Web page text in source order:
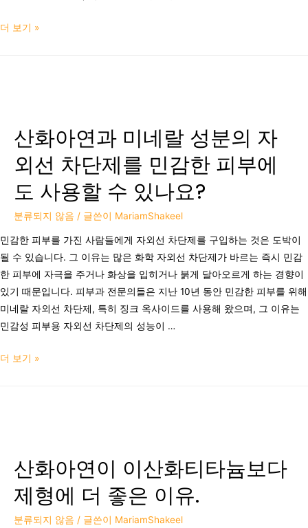
더 보기 »
산화아연과 미네랄 성분의 자
외선 차단제를 민감한 피부에
도 사용할 수 있나요?
분류되지 않음 / 글쓴이 MariamShakeel
민감한 피부를 가진 사람들에게 자외선 차단제를 구입하는 것은 도박이
될 수 있습니다. 그 이유는 많은 화학 자외선 차단제가 바르는 즉시 민감
한 피부에 자극을 주거나 화상을 입히거나 붉게 달아오르게 하는 경향이
있기 때문입니다. 피부과 전문의들은 지난 10년 동안 민감한 피부를 위해
미네랄 자외선 차단제, 특히 징크 옥사이드를 사용해 왔으며, 그 이유는
민감성 피부용 자외선 차단제의 성능이 …
더 보기 »
산화아연이 이산화티타늄보다
제형에 더 좋은 이유.
분류되지 않음 / 글쓴이 MariamShakeel